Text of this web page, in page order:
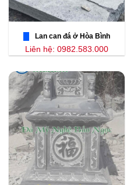
Lan can đá ở Hòa Bình
Liên hệ: 0982.583.000